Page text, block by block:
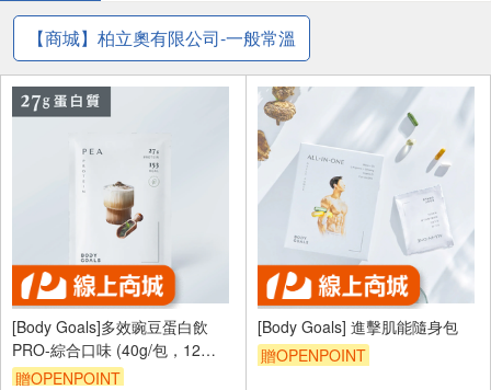
【商城】柏立奧有限公司-一般常溫
[Body Goals]多效豌豆蛋白飲
PRO-綜合口味 (40g/包，12
包/30包/60包)
贈OPENPOINT
[Body Goals] 進擊肌能隨身包
贈OPENPOINT